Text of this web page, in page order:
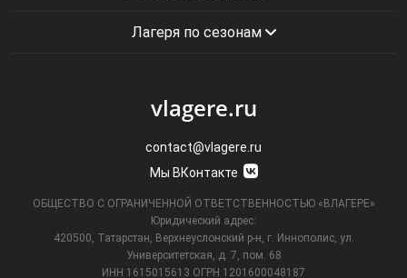
Лагеря по сезонам
vlagere.ru
contact@vlagere.ru
Мы ВКонтакте
ОБЩЕСТВО С ОГРАНИЧЕННОЙ ОТВЕТСТВЕННОСТЬЮ «ВЛАГЕРЕ»
Юридический адрес:
420500, Татарстан, Верхнеуслонский р-н, г. Иннополис, ул.
Университетская,
д. 7, пом. 68
ИНН 1615015613 ОГРН 1201600048187